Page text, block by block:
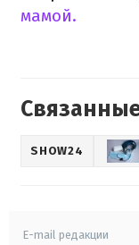
мамой.
SHOW24
E-mail редакции